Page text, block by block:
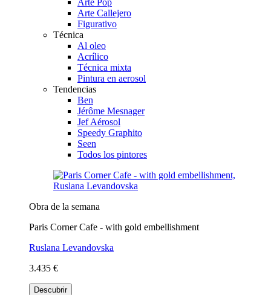
Arte Callejero
Figurativo
Técnica
Al oleo
Acrílico
Técnica mixta
Pintura en aerosol
Tendencias
Ben
Jérôme Mesnager
Jef Aérosol
Speedy Graphito
Seen
Todos los pintores
Obra de la semana
Paris Corner Cafe - with gold embellishment
Ruslana Levandovska
3.435 €
Descubrir